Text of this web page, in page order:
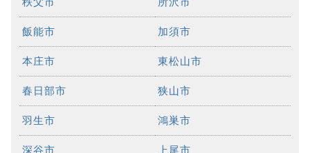
飯能市 加須市
本庄市 東松山市
春日部市 狭山市
羽生市 鴻巣市
深谷市 上尾市